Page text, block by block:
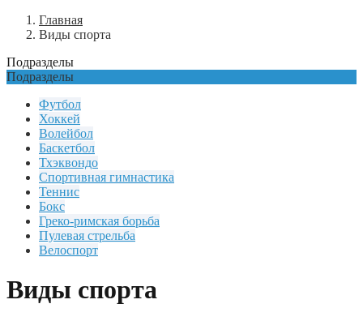
Главная
Виды спорта
Подразделы
Подразделы
Футбол
Хоккей
Волейбол
Баскетбол
Тхэквондо
Спортивная гимнастика
Теннис
Бокс
Греко-римская борьба
Пулевая стрельба
Велоспорт
Виды спорта